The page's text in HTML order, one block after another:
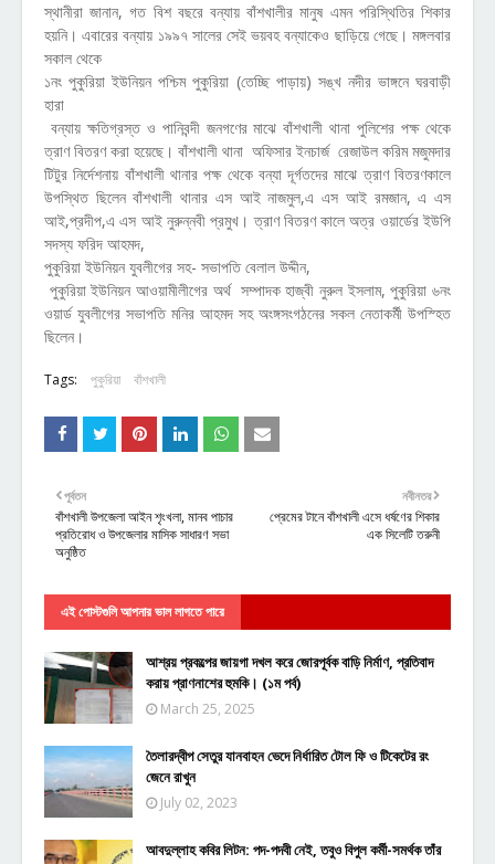
স্থানীরা জানান, গত বিশ বছরে বন্যায় বাঁশখালীর মানুষ এমন পরিস্থিতির শিকার
হয়নি। এবারের বন্যায় ১৯৯৭ সালের সেই ভয়বহ বন্যাকেও ছাড়িয়ে গেছে। মঙ্গলবার
সকাল থেকে
১নং পুকুরিয়া ইউনিয়ন পশ্চিম পুকুরিয়া (তেচ্ছি পাড়ায়) সঙ্খ নদীর ভাঙ্গনে ঘরবাড়ী
হারা
বন্যায় ক্ষতিগ্রস্ত ও পানিবন্দী জনগণের মাঝে বাঁশখালী থানা পুলিশের পক্ষ থেকে
ত্রাণ বিতরণ করা হয়েছে। বাঁশখালী থানা অফিসার ইনচার্জ রেজাউল করিম মজুমদার
টিটুর নির্দেশনায় বাঁশখালী থানার পক্ষ থেকে বন্যা দূর্গতদের মাঝে ত্রাণ বিতরণকালে
উপস্থিত ছিলেন বাঁশখালী থানার এস আই নাজমুল,এ এস আই রমজান, এ এস
আই,প্রদীপ,এ এস আই নুরুন্নবী প্রমুখ। ত্রাণ বিতরণ কালে অত্র ওয়ার্ডের ইউপি
সদস্য ফরিদ আহমদ,
পুকুরিয়া ইউনিয়ন যুবলীগের সহ- সভাপতি বেলাল উদ্দীন,
পুকুরিয়া ইউনিয়ন আওয়ামীলীগের অর্থ সম্পাদক হাজ্বী নুরুল ইসলাম, পুকুরিয়া ৬নং
ওয়ার্ড যুবলীগের সভাপতি মনির আহমদ সহ অংঙ্গসংগঠনের সকল নেতাকর্মী উপস্হিত
ছিলেন।
Tags: পুকুরিয়া বাঁশখালী
নবীনতর
প্রেমের টানে বাঁশখালী এসে ধর্ষণের শিকার
এক সিলেটি তরুনী
পূর্বতন
বাঁশখালী উপজেলা আইন শৃংখলা, মানব পাচার
প্রতিরোধ ও উপজেলার মাসিক সাধারণ সভা
অনুষ্ঠিত
এই পোস্টগুলি আপনার ভাল লাগতে পারে
আশ্রয় প্রকল্পের জায়গা দখল করে জোরপূর্বক বাড়ি নির্মাণ, প্রতিবাদ
করায় প্রাণনাশের হুমকি। (১ম পর্ব)
March 25, 2025
তৈলারদ্বীপ সেতুর যানবাহন ভেদে নির্ধারিত টোল ফি ও টিকেটের রং
জেনে রাখুন
July 02, 2023
আবদুল্লাহ কবির লিটন: পদ-পদবী নেই, তবুও বিপুল কর্মী-সমর্থক তাঁর